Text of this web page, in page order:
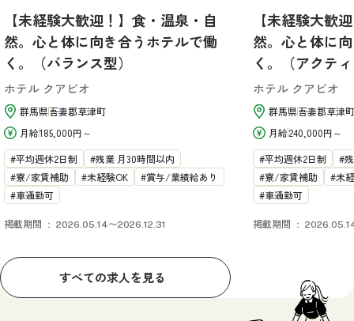
【未経験大歓迎！】食・温泉・自
然。心と体に向き合うホテルで働
く。（バランス型）
ホテル クアビオ
群馬県吾妻郡草津町
月給185,000円～
平均週休2日制
残業 月30時間以内
寮/家賃補助
未経験OK
賞与/業績給あり
車通勤可
掲載期間 2026.05.14〜2026.12.31
【未経験大歓
然。心と体に
く。（アクテ
ホテル クアビオ
群馬県吾妻郡草津町
月給240,000円～
平均週休2日制
寮/家賃補助
未
車通勤可
掲載期間
すべての求人を見る